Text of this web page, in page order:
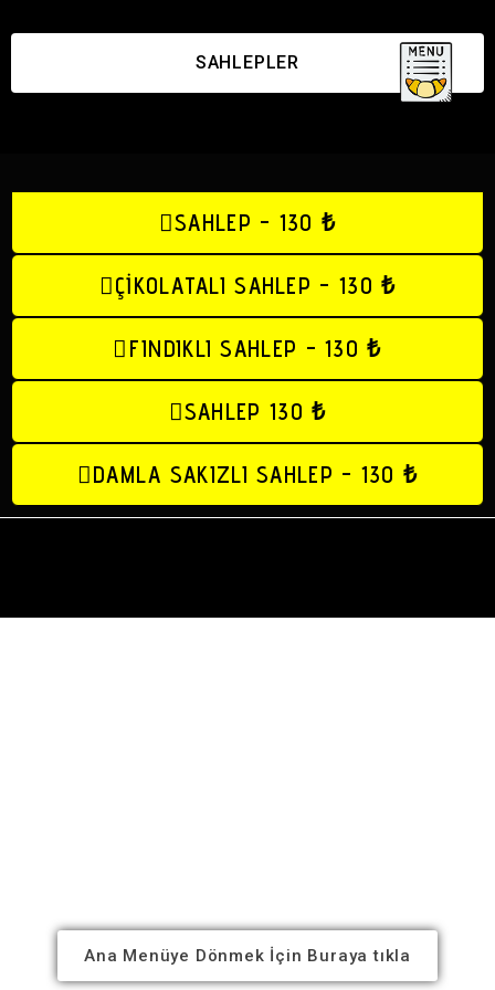
SAHLEPLER
SAHLEP - 130 ₺
ÇİKOLATALI SAHLEP - 130 ₺
FINDIKLI SAHLEP - 130 ₺
SAHLEP 130 ₺
DAMLA SAKIZLI SAHLEP - 130 ₺
Ana Menüye Dönmek İçin Buraya tıkla